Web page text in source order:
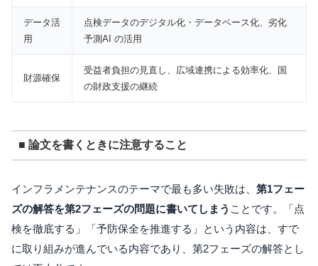
データ活
用
点検データのデジタル化・データベース化、劣化
予測AI の活用
財源確保
受益者負担の見直し、広域連携による効率化、国
の財政支援の継続
■ 論文を書くときに注意すること
インフラメンテナンスのテーマで最も多い失敗は、 第1フェー
ズの解答を第2フェーズの問題に書いてしまう ことです。「点
検を徹底する」「予防保全を推進する」という内容は、すで
に取り組みが進んでいる内容であり、第2フェーズの解答とし